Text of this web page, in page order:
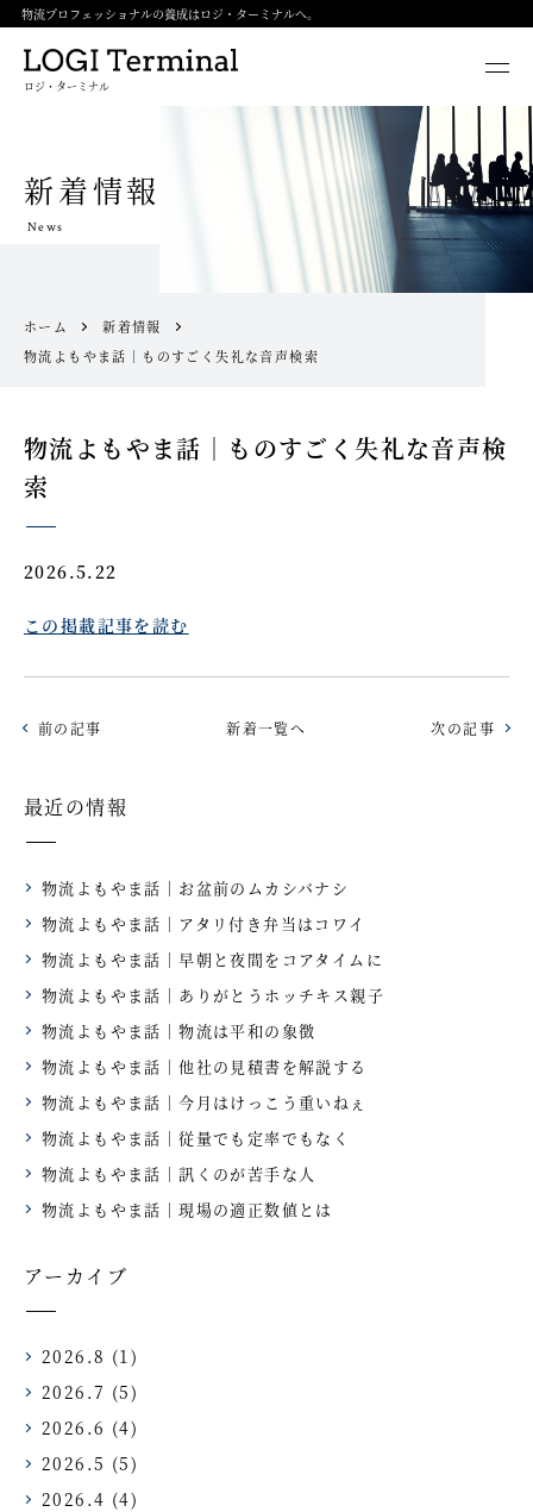
物流プロフェッショナルの養成はロジ・ターミナルへ。
ロジ・ターミナル
新着情報
News
ホーム
新着情報
物流よもやま話｜ものすごく失礼な音声検索
物流よもやま話｜ものすごく失礼な音声検
索
2026.5.22
この掲載記事を読む
前の記事 新着一覧へ 次の記事
最近の情報
物流よもやま話｜お盆前のムカシバナシ
物流よもやま話｜アタリ付き弁当はコワイ
物流よもやま話｜早朝と夜間をコアタイムに
物流よもやま話｜ありがとうホッチキス親子
物流よもやま話｜物流は平和の象徴
物流よもやま話｜他社の見積書を解説する
物流よもやま話｜今月はけっこう重いねぇ
物流よもやま話｜従量でも定率でもなく
物流よもやま話｜訊くのが苦手な人
物流よもやま話｜現場の適正数値とは
アーカイブ
2026.8 (1)
2026.7 (5)
2026.6 (4)
2026.5 (5)
2026.4 (4)